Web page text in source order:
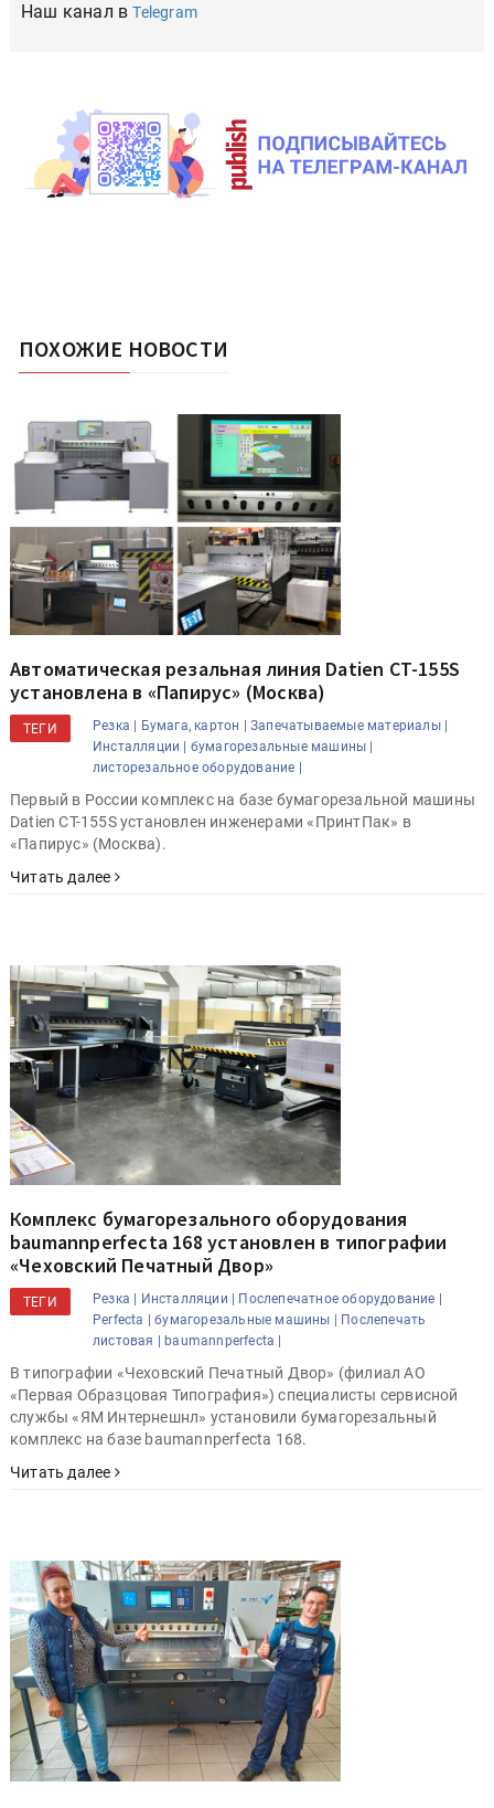
Наш канал вTelegram
ПОХОЖИЕ НОВОСТИ
Автоматическая резальная линия Datien CT-155S
установлена в «Папирус» (Москва)
ТЕГИ Резка | Бумага, картон | Запечатываемые материалы |
Инсталляции | бумагорезальные машины |
листорезальное оборудование |
Первый в России комплекс на базе бумагорезальной машины
Datien CT-155S установлен инженерами «ПринтПак» в
«Папирус» (Москва).
Читать далее
Комплекс бумагорезального оборудования
baumannperfecta 168 установлен в типографии
«Чеховский Печатный Двор»
ТЕГИ Резка | Инсталляции |
Послепечатное оборудование |
Perfecta |
бумагорезальные машины |
Послепечать
листовая |
baumannperfecta |
В типографии «Чеховский Печатный Двор» (филиал АО
«Первая Образцовая Типография») специалисты сервисной
службы «ЯМ Интернешнл» установили бумагорезальный
комплекс на базе baumannperfecta 168.
Читать далее